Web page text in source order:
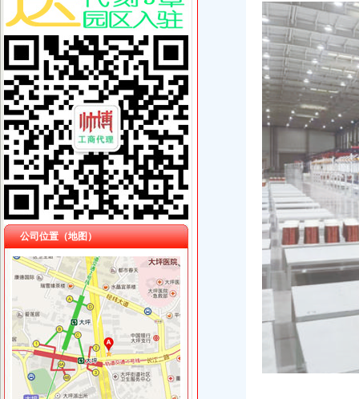
公司位置（地图）